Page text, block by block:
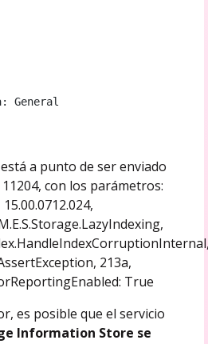
General
a punto de ser enviado
con los parámetros:
213a,
True
es posible que el servicio
Information Store se